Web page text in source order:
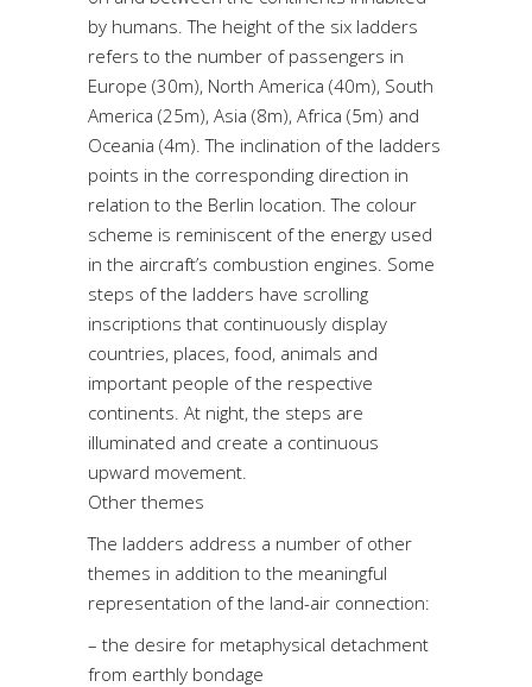
by humans. The height of the six ladders
refers to the number of passengers in
Europe (30m), North America (40m), South
America (25m), Asia (8m), Africa (5m) and
Oceania (4m). The inclination of the ladders
points in the corresponding direction in
relation to the Berlin location. The colour
scheme is reminiscent of the energy used
in the aircraft’s combustion engines. Some
steps of the ladders have scrolling
inscriptions that continuously display
countries, places, food, animals and
important people of the respective
continents. At night, the steps are
illuminated and create a continuous
upward movement.
Other themes
The ladders address a number of other
themes in addition to the meaningful
representation of the land-air connection:
– the desire for metaphysical detachment
from earthly bondage